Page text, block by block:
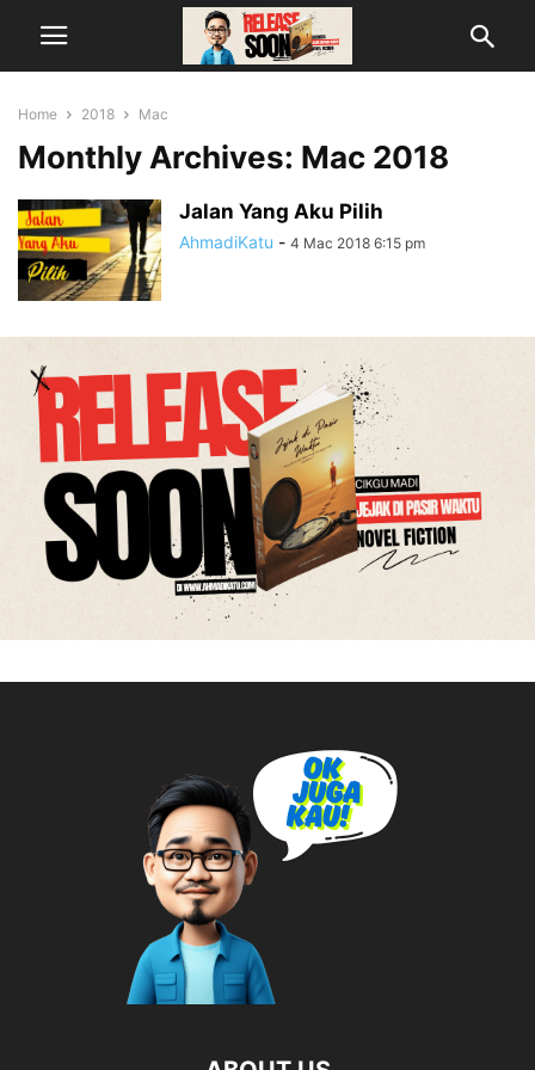
Home 2018 Mac
Monthly Archives: Mac 2018
Jalan Yang Aku Pilih
AhmadiKatu - 4 Mac 2018 6:15 pm